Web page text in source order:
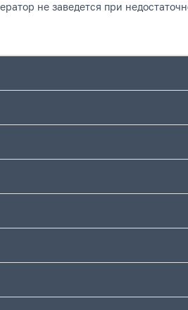
не заведется при